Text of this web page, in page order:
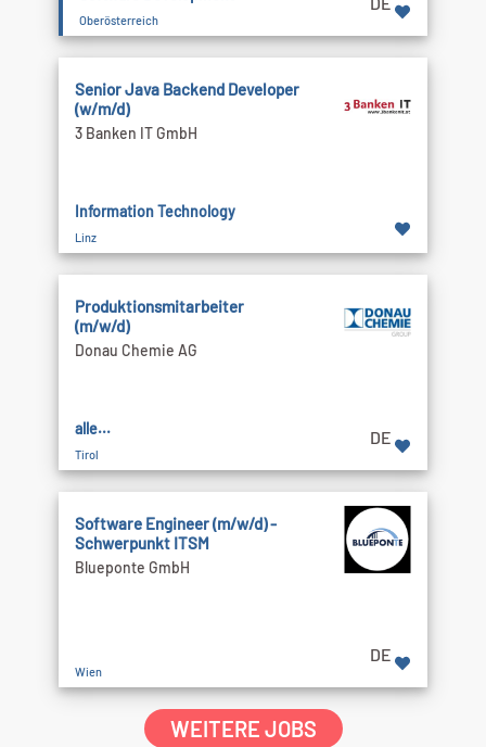
Oberösterreich
Senior Java Backend Developer
(w/m/d)
3 Banken IT GmbH
Information Technology
Linz
Produktionsmitarbeiter
(m/w/d)
Donau Chemie AG
alle...
Tirol
DE
Software Engineer (m/w/d) -
Schwerpunkt ITSM
Blueponte GmbH
Wien
DE
WEITERE JOBS